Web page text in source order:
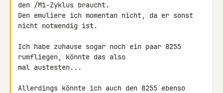
den /M1-Zyklus braucht.
Den emuliere ich momentan nicht, da er sonst
nicht notwendig ist.
Ich habe zuhause sogar noch ein paar 8255
rumfliegen, könnte das also
mal austesten...
Allerdings könnte ich auch den 8255 ebenso